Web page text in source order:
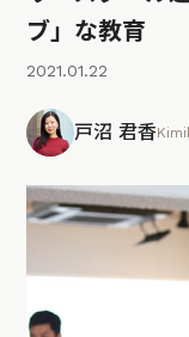
ブ」な教育
2021.01.22
戸沼 君香